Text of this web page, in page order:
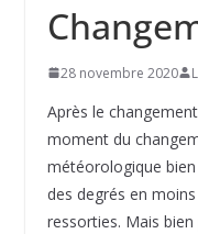
28 novembre 2020
Après le
moment du
météorologique
des degrés en
ressorties. Mais